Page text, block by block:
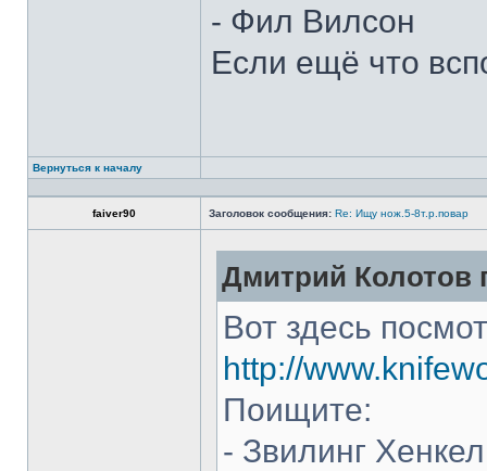
- Фил Вилсон
Если ещё что
Вернуться к началу
faiver90 Заголовок сообщения: Re: Ищу нож.5-8т.р.повар
Дмитрий Колотов
Вот здесь
http://
Поищите:
- Звилинг